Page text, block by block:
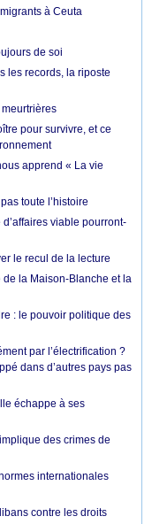
à Ceuta
de soi
les records, la riposte
pour survivre, et ce
apprend « La vie
toute l’histoire
viable pourront-
le recul de la lecture
la Maison-Blanche et la
: le pouvoir politique des
par l’électrification ?
dans d’autres pays pas
échappe à ses
des crimes de
internationales
contre les droits